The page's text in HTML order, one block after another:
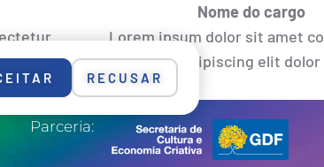
RECUSAR
Nome do cargo
Lorem ipsum dolor sit amet
adipiscing elit dolor
Parceria: